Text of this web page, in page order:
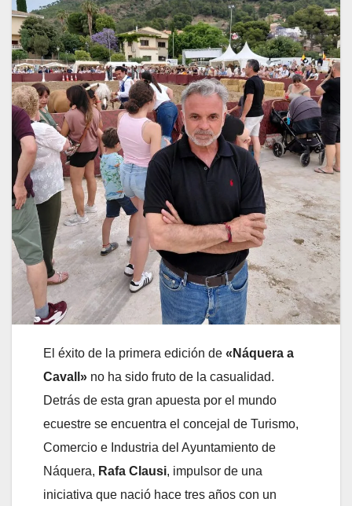
El éxito de la primera edición de «Náquera a
Cavall» no ha sido fruto de la casualidad.
Detrás de esta gran apuesta por el mundo
ecuestre se encuentra el concejal de Turismo,
Comercio e Industria del Ayuntamiento de
Náquera, Rafa Clausi, impulsor de una
iniciativa que nació hace tres años con un